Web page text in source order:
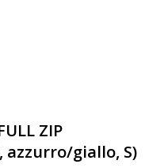
ZIP
giallo, S)